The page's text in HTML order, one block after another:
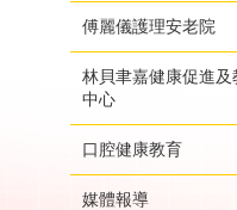
傅麗儀護理安老院
林貝聿嘉健康促進及
中心
口腔健康教育
媒體報導